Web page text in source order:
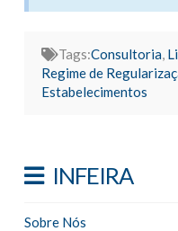
Tags:Consultoria,
Regime de
Estabelecimentos
INFEIRA
Sobre Nós